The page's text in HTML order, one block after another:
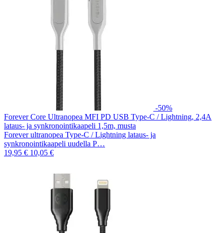
-50%
Forever Core Ultranopea MFI PD USB Type-C / Lightning, 2,4A
lataus- ja synkronointikaapeli 1,5m, musta
Forever ultranopea Type-C / Lightning lataus- ja
synkronointikaapeli uudella P…
19,95 € 10,05 €